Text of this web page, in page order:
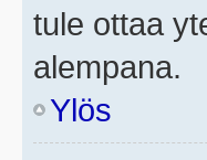
tule ottaa
alempana.
Ylös